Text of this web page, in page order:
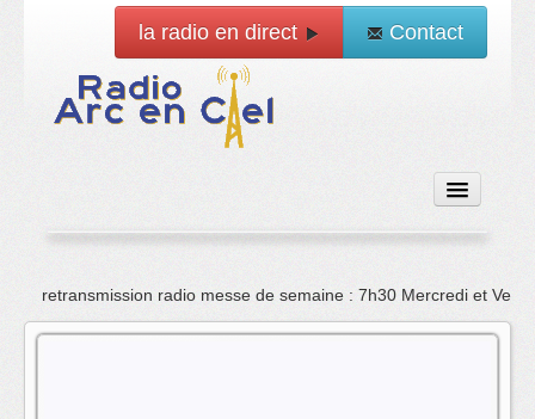
la radio en direct Contact
Accueil
Emissions
retransmission radio messe de semaine : 7h30 Mercredi et